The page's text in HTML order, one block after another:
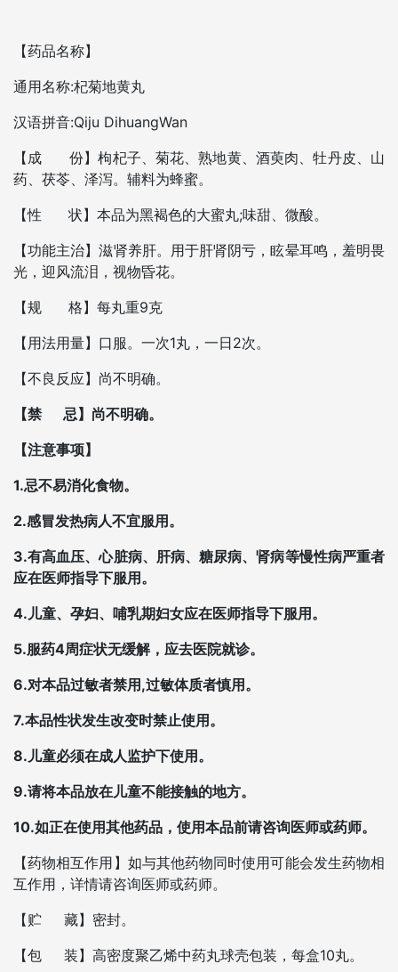
【药品名称】
通用名称:杞菊地黄丸
汉语拼音:Qiju DihuangWan
【成 份】枸杞子、菊花、熟地黄、酒萸肉、牡丹皮、山
药、茯苓、泽泻。辅料为蜂蜜。
【性 状】本品为黑褐色的大蜜丸;味甜、微酸。
【功能主治】滋肾养肝。用于肝肾阴亏，眩晕耳鸣，羞明畏
光，迎风流泪，视物昏花。
【规 格】每丸重9克
【用法用量】口服。一次1丸，一日2次。
【不良反应】尚不明确。
【禁 忌】尚不明确。
【注意事项】
1.忌不易消化食物。
2.感冒发热病人不宜服用。
3.有高血压、心脏病、肝病、糖尿病、肾病等慢性病严重者
应在医师指导下服用。
4.儿童、孕妇、哺乳期妇女应在医师指导下服用。
5.服药4周症状无缓解，应去医院就诊。
6.对本品过敏者禁用,过敏体质者慎用。
7.本品性状发生改变时禁止使用。
8.儿童必须在成人监护下使用。
9.请将本品放在儿童不能接触的地方。
10.如正在使用其他药品，使用本品前请咨询医师或药师。
【药物相互作用】如与其他药物同时使用可能会发生药物相
互作用，详情请咨询医师或药师。
【贮 藏】密封。
【包 装】高密度聚乙烯中药丸球壳包装，每盒10丸。